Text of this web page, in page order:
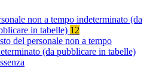
non a tempo indeterminato (da
in tabelle) 12
del personale non a tempo
(da pubblicare in tabelle)